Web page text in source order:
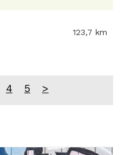
123,7 km
4 5 >